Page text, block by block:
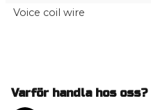
Voice coil wire
Varför handla hos oss?